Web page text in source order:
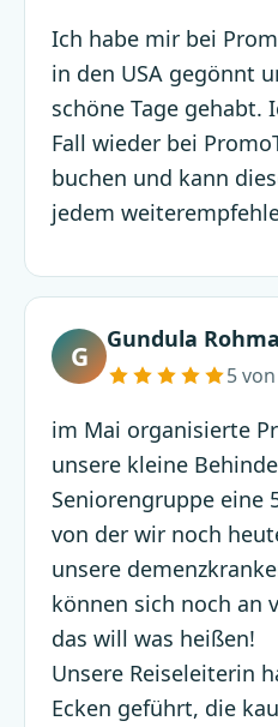
Ich habe mir bei
in den USA gegönnt
schöne Tage gehabt.
Fall wieder bei
buchen und kann
jedem
G
Gundula
5
im Mai organisierte
unsere kleine
Seniorengruppe eine
von der wir noch
unsere
können sich noch an
das will was heißen!
Unsere Reiseleiterin
Ecken geführt, die